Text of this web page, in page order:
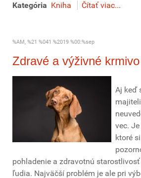
Kategória Kniha Čítať viac...
%AM, %21 %041 %2019 %00:%sep
Zdravé a výživné
Aj keď
vec.
ktoré
pohladenie a zdravotnú
ľudia. Najväčší problém je ale pri